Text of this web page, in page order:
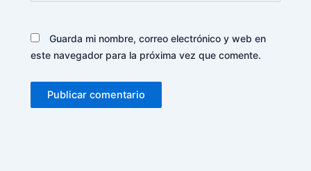
Guarda mi nombre, correo electrónico y web en
este navegador para la próxima vez que comente.